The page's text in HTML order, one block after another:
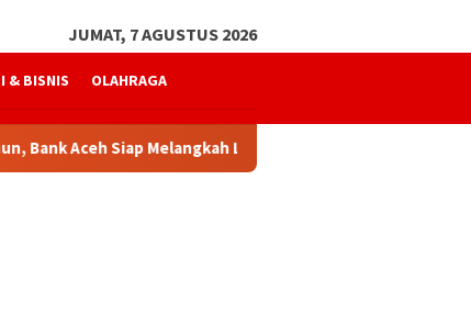
JUMAT, 7 AGUSTUS 2026
& BISNIS OLAHRAGA
Siap Melangkah Lebih Kuat